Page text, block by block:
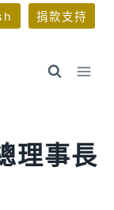
捐款支持
理事長